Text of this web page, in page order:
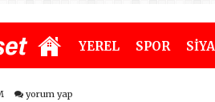
YEREL SPOR
yorum yap